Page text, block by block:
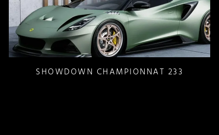
SHOWDOWN CHAMPIONNAT 233